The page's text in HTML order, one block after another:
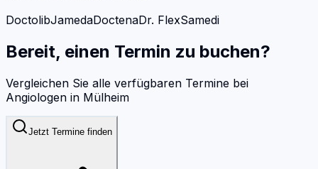
DoctolibJamedaDoctenaDr. FlexSamedi
Bereit, einen Termin zu buchen?
Vergleichen Sie alle verfügbaren Termine bei
Angiologen in Mülheim
Jetzt Termine finden